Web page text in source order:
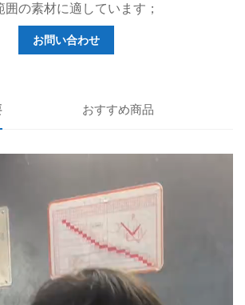
の素材に適しています；
お問い合わせ
おすすめ商品